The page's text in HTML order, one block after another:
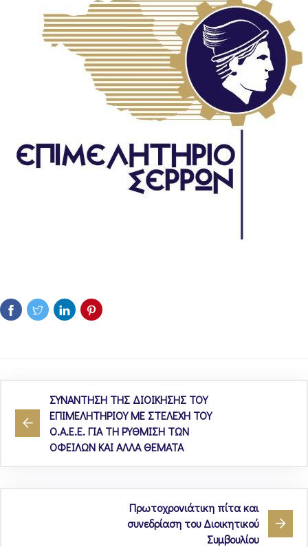
ΣΥΝΑΝΤΗΣΗ ΤΗΣ ΔΙΟΙΚΗΣΗΣ ΤΟΥ
ΕΠΙΜΕΛΗΤΗΡΙΟΥ ΜΕ ΣΤΕΛΕΧΗ ΤΟΥ
Ο.Α.Ε.Ε. ΓΙΑ ΤΗ ΡΥΘΜΙΣΗ ΤΩΝ
ΟΦΕΙΛΩΝ ΚΑΙ ΑΛΛΑ ΘΕΜΑΤΑ
Πρωτοχρονιάτικη πίτα και
συνεδρίαση του Διοικητικού
Συμβουλίου